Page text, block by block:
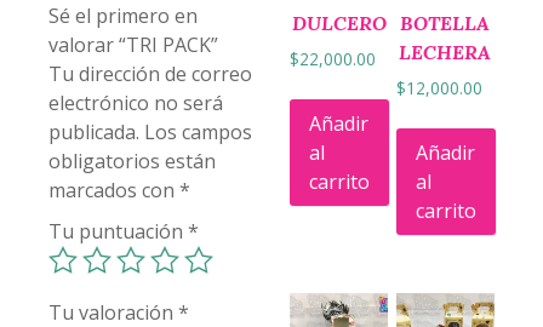
Sé el primero en
valorar “TRI PACK”
Tu dirección de correo
electrónico no será
publicada. Los campos
obligatorios están
marcados con *
Tu puntuación *
Tu valoración *
DULCERO
$22,000.00
Añadir
al
carrito
BOTELLA
LECHERA
$12,000.00
Añadir
al
carrito